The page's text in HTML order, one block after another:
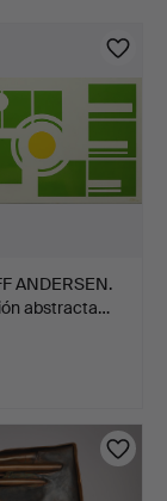
ANDERSEN.
abstracta…